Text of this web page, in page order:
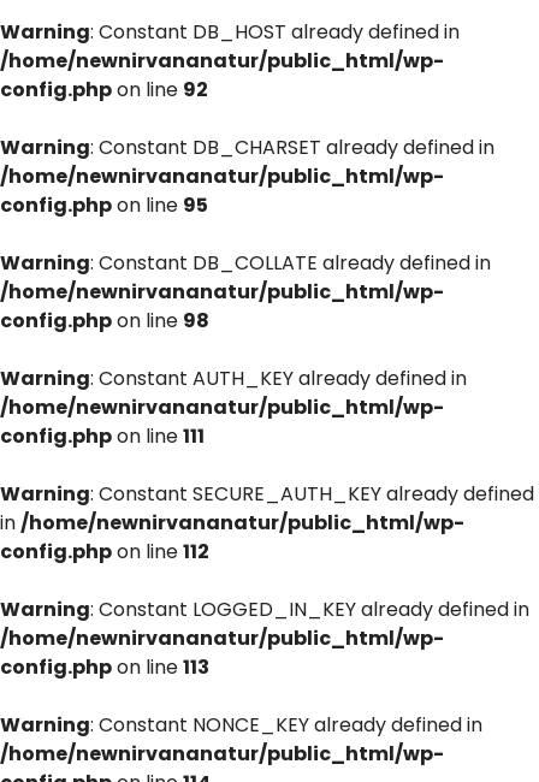
Warning: Constant DB_HOST already defined in
/home/newnirvananatur/public_html/wp-
config.phpon line 92
Warning: Constant DB_CHARSET already defined in
/home/newnirvananatur/public_html/wp-
config.phpon line 95
Warning: Constant DB_COLLATE already defined in
/home/newnirvananatur/public_html/wp-
config.phpon line 98
Warning: Constant AUTH_KEY already defined in
/home/newnirvananatur/public_html/wp-
config.phpon line111
Warning: Constant SECURE_AUTH_KEY already defined
in/home/newnirvananatur/public_html/wp-
config.phpon line112
Warning: Constant LOGGED_IN_KEY already defined in
/home/newnirvananatur/public_html/wp-
config.phpon line113
Warning: Constant NONCE_KEY already defined in
/home/newnirvananatur/public_html/wp-